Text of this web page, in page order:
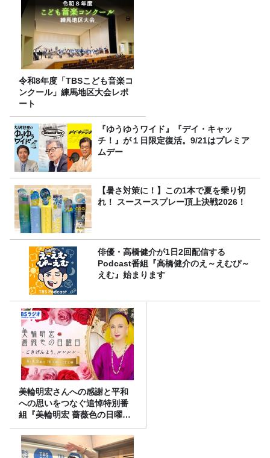
令和8年度「TBSこども音楽コ
ンクール」練馬地区大会レポ
ート
『ゆうゆうワイド』『デイ・キャッ
チ！』が１日限定復活。9/21はプレミア
ムデー
【暑さ対策に！】この1本で夏を乗り切
れ！ スースースプレー頂上決戦2026！
俳優・高橋健介が1日2回配信する
Podcast番組『高橋健介のえ～えむぴ～
えむ』始まります
美輪明宏さんへの感謝と平和
への思いをつなぐ追悼特別番
組『美輪明宏 薔薇色の日曜日
～ごきげんよう、ルンルン
～』8/9（日）16時放送